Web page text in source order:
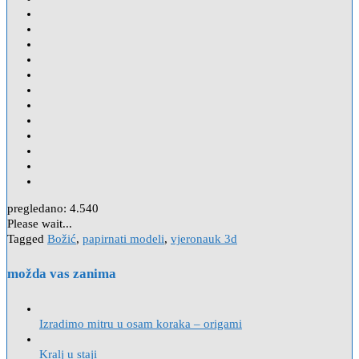
pregledano: 4.540
Please wait...
Tagged Božić, papirnati modeli, vjeronauk 3d
možda vas zanima
Izradimo mitru u osam koraka – origami
Kralj u staji